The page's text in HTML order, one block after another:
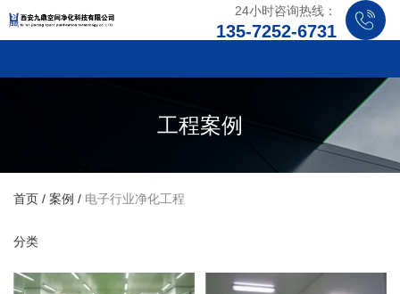
24小时咨询热线：
135-7252-6731
工程案例
首页 / 案例 / 电子行业净化工程
分类